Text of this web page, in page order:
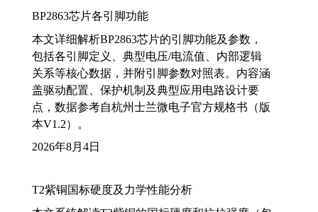
BP2863芯片各引脚功能
本文详细解析BP2863芯片的引脚功能及参数，
包括各引脚定义、典型电压/电流值、内部逻辑
关系等核心数据，并附引脚参数对照表。内容涵
盖驱动配置、保护机制及典型应用电路设计要
点，数据参考自杭州士兰微电子官方规格书（版
本V1.2）。
2026年8月4日
T2紫铜国标硬度及力学性能分析